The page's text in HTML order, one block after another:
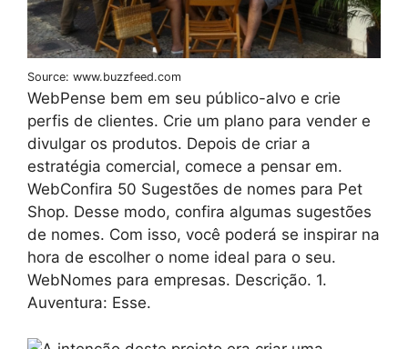
Source: www.buzzfeed.com
WebPense bem em seu público-alvo e crie
perfis de clientes. Crie um plano para vender e
divulgar os produtos. Depois de criar a
estratégia comercial, comece a pensar em.
WebConfira 50 Sugestões de nomes para Pet
Shop. Desse modo, confira algumas sugestões
de nomes. Com isso, você poderá se inspirar na
hora de escolher o nome ideal para o seu.
WebNomes para empresas. Descrição. 1.
Auventura: Esse.